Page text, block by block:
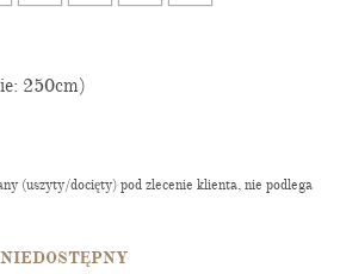
250cm)
(uszyty/docięty) pod zlecenie klienta, nie podlega